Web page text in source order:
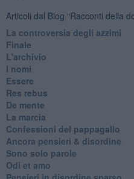
Articoli dal Blog “Racconti della
La controversia degli azzimi
Finale
L'archivio
I nomi
Essere
Res rebus
De mente
La marcia
Confessioni del pappagallo
Ancora pensieri & disordine
Sono solo parole
Odi et amo